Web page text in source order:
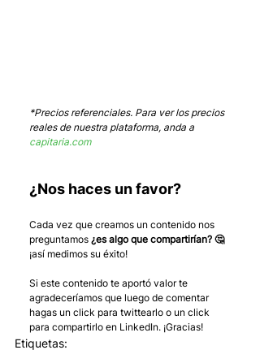
*Precios referenciales. Para ver los precios
reales de nuestra plataforma, anda a
capitaria.com
¿Nos haces un favor?
Cada vez que creamos un contenido nos
preguntamos ¿es algo que compartirían? 🤔
¡así medimos su éxito!
Si este contenido te aportó valor te
agradeceríamos que luego de comentar
hagas un click para twittearlo o un click
para compartirlo en LinkedIn. ¡Gracias!
Etiquetas: